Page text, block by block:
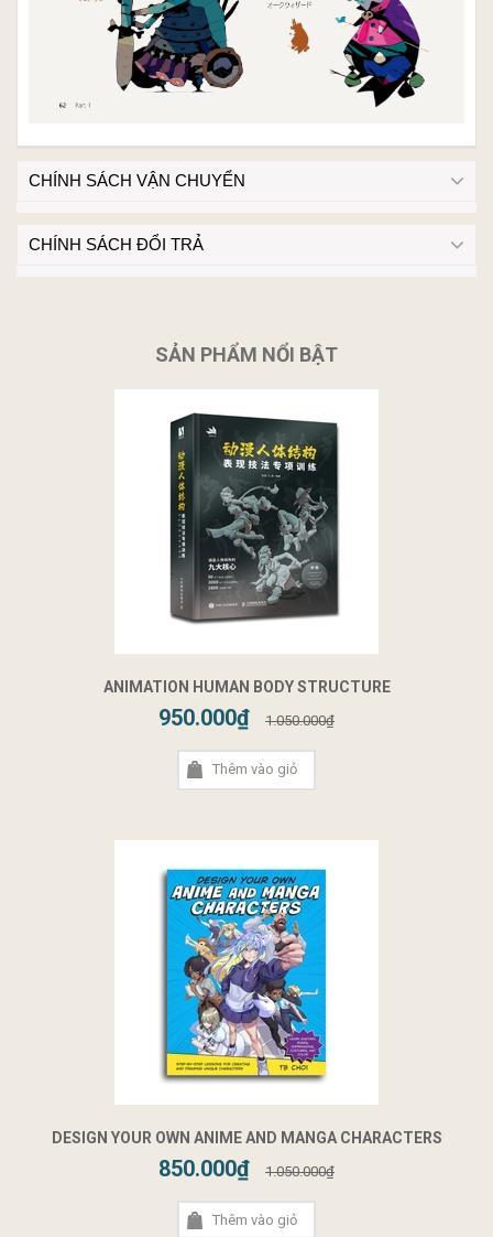
CHÍNH SÁCH VẬN CHUYỂN
CHÍNH SÁCH ĐỔI TRẢ
SẢN PHẨM NỔI BẬT
ANIMATION HUMAN BODY STRUCTURE
950.000₫ 1.050.000₫
Thêm vào giỏ
DESIGN YOUR OWN ANIME AND MANGA CHARACTERS
850.000₫ 1.050.000₫
Thêm vào giỏ